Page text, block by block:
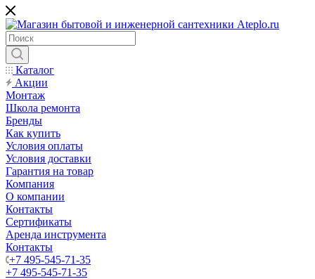
Каталог
Акции
Монтаж
Школа ремонта
Бренды
Как купить
Условия оплаты
Условия доставки
Гарантия на товар
Компания
О компании
Контакты
Сертификаты
Аренда инструмента
Контакты
+7 495-545-71-35
+7 495-545-71-35